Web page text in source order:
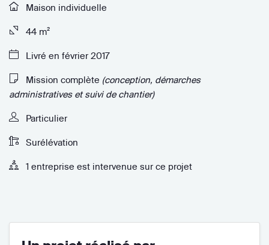
Maison individuelle
44 m²
Livré en février 2017
Mission complète (conception, démarches
administratives et suivi de chantier)
Particulier
Surélévation
1 entreprise est intervenue sur ce projet